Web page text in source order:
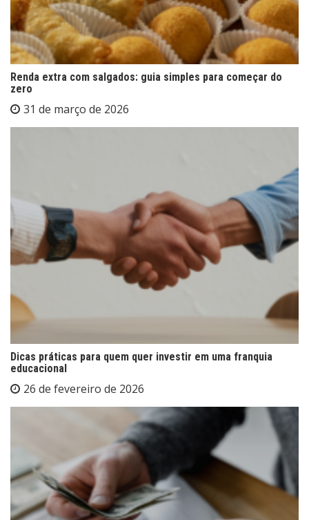
Renda extra com salgados: guia simples para começar do
zero
31 de março de 2026
Dicas práticas para quem quer investir em uma franquia
educacional
26 de fevereiro de 2026